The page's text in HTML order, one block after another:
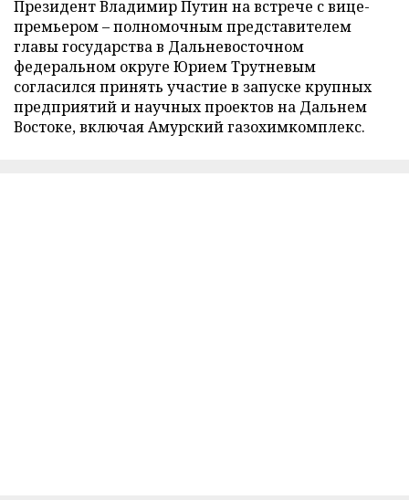
Президент Владимир Путин на встрече с вице-
премьером – полномочным представителем
главы государства в Дальневосточном
федеральном округе Юрием Трутневым
согласился принять участие в запуске крупных
предприятий и научных проектов на Дальнем
Востоке, включая Амурский газохимкомплекс.